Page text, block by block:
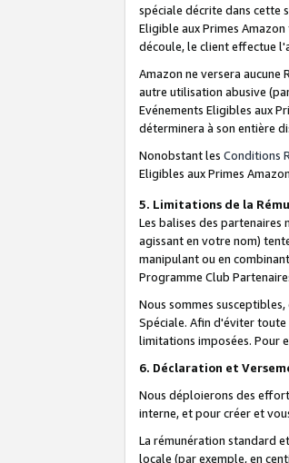
spéciale décrite dans cette
Eligible aux Primes
découle, le client effectue
Amazon ne versera
autre utilisation abusive
Evénements Eligibles aux
déterminera à son entière
Nonobstant les Conditions
Eligibles aux Primes
5. Limitations de la
Les balises des partenaires
agissant en votre nom)
manipulant ou en
Programme Club
Nous sommes
Spéciale. Afin d'éviter
limitations imposées. Pour
6. Déclaration et
Nous déploierons des
interne, et pour créer et
La rémunération standard
locale (par exemple, en